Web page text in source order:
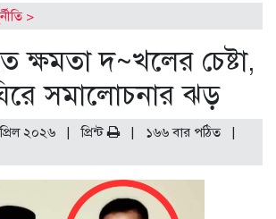
>
ক্ষমতা দ~খলের চেষ্টা,
সমালোচনার ঝড়
২০২৬ |প্রিন্ট ১৬৬ বার পঠিত